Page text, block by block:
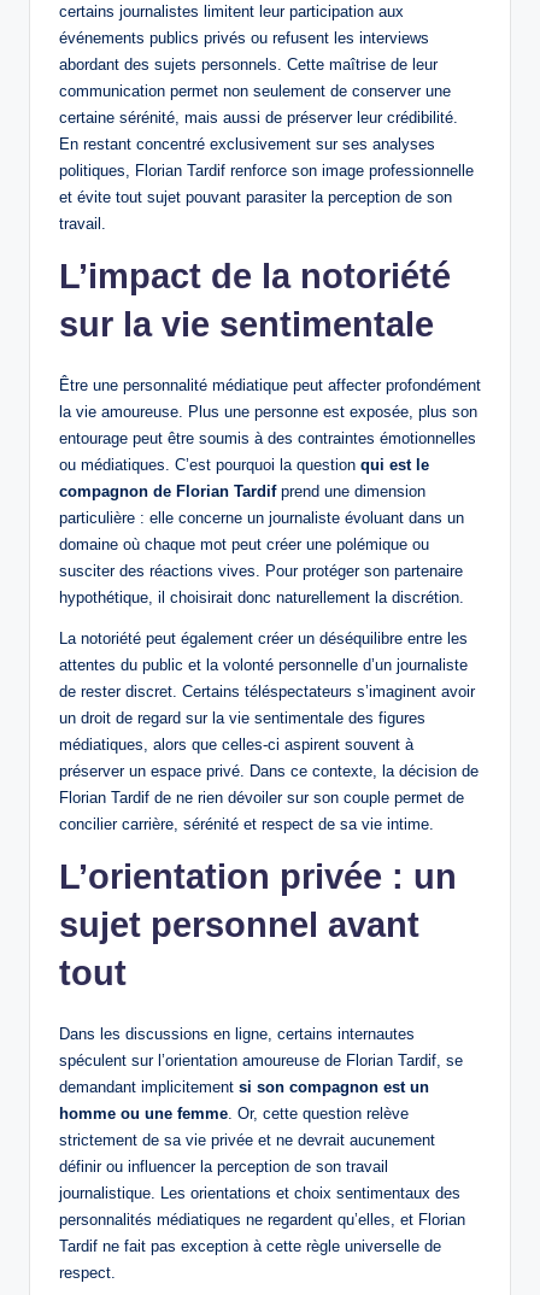
certains journalistes limitent leur participation aux
événements publics privés ou refusent les interviews
abordant des sujets personnels. Cette maîtrise de leur
communication permet non seulement de conserver une
certaine sérénité, mais aussi de préserver leur crédibilité.
En restant concentré exclusivement sur ses analyses
politiques, Florian Tardif renforce son image professionnelle
et évite tout sujet pouvant parasiter la perception de son
travail.
L’impact de la notoriété
sur la vie sentimentale
Être une personnalité médiatique peut affecter profondément
la vie amoureuse. Plus une personne est exposée, plus son
entourage peut être soumis à des contraintes émotionnelles
ou médiatiques. C’est pourquoi la question qui est le
compagnon de Florian Tardifprend une dimension
particulière : elle concerne un journaliste évoluant dans un
domaine où chaque mot peut créer une polémique ou
susciter des réactions vives. Pour protéger son partenaire
hypothétique, il choisirait donc naturellement la discrétion.
La notoriété peut également créer un déséquilibre entre les
attentes du public et la volonté personnelle d’un journaliste
de rester discret. Certains téléspectateurs s’imaginent avoir
un droit de regard sur la vie sentimentale des figures
médiatiques, alors que celles-ci aspirent souvent à
préserver un espace privé. Dans ce contexte, la décision de
Florian Tardif de ne rien dévoiler sur son couple permet de
concilier carrière, sérénité et respect de sa vie intime.
L’orientation privée : un
sujet personnel avant
tout
Dans les discussions en ligne, certains internautes
spéculent sur l’orientation amoureuse de Florian Tardif, se
demandant implicitement si son compagnon est un
homme ou une femme . Or, cette question relève
strictement de sa vie privée et ne devrait aucunement
définir ou influencer la perception de son travail
journalistique. Les orientations et choix sentimentaux des
personnalités médiatiques ne regardent qu’elles, et Florian
Tardif ne fait pas exception à cette règle universelle de
respect.